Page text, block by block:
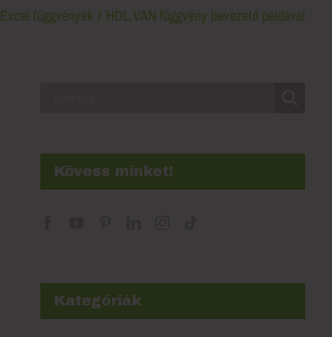
Excel függvények HOL.VAN függvény bevezető példával
Kövess minket!
Kategóriák